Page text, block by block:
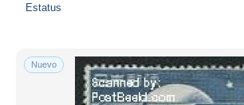
Estatus
Nuevo